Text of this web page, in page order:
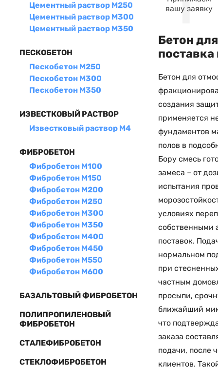
Цементный раствор М250
Цементный раствор М300
Цементный раствор М350
ПЕСКОБЕТОН
Пескобетон М250
Пескобетон М300
Пескобетон М350
ИЗВЕСТКОВЫЙ РАСТВОР
Известковый раствор М4
ФИБРОБЕТОН
Фибробетон М100
Фибробетон М150
Фибробетон М200
Фибробетон М250
Фибробетон М300
Фибробетон М350
Фибробетон М400
Фибробетон М450
Фибробетон М550
Фибробетон М600
БАЗАЛЬТОВЫЙ ФИБРОБЕТОН
ПОЛИПРОПИЛЕНОВЫЙ
ФИБРОБЕТОН
СТАЛЕФИБРОБЕТОН
СТЕКЛОФИБРОБЕТОН
вашу заявку
Бетон
поставка
Бетон для
создания
применяется
фундаментов
полов в
Бору смесь
замеса – от
испытания
условиях
собственными
поставок.
нормальном
при
частным
просыпи,
ближайший
что
заказа
подачи, после
клиентов.